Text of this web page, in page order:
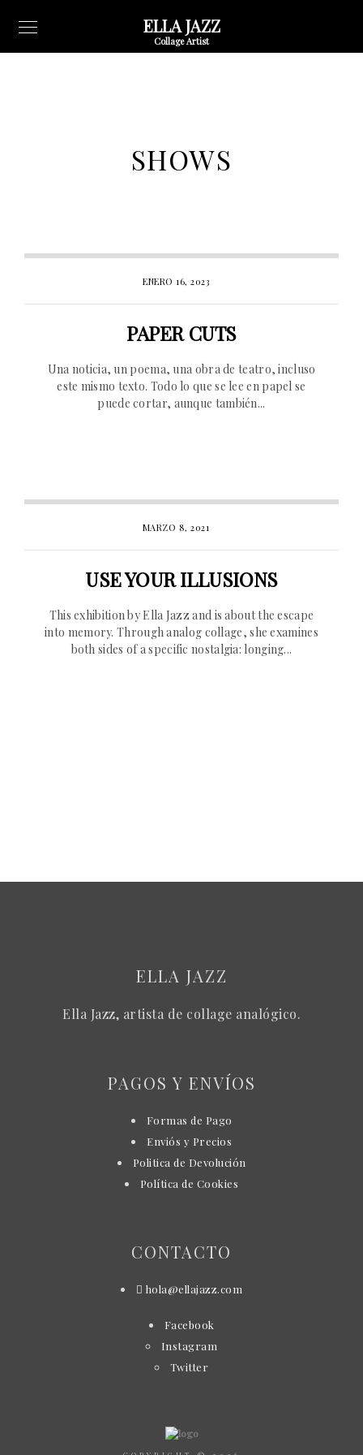
ELLA JAZZ
Collage Artist
SHOWS
ENERO 16, 2023
PAPER CUTS
Una noticia, un poema, una obra de teatro, incluso
este mismo texto. Todo lo que se lee en papel se
puede cortar, aunque también...
MARZO 8, 2021
USE YOUR ILLUSIONS
This exhibition by Ella Jazz and is about the escape
into memory. Through analog collage, she examines
both sides of a specific nostalgia: longing...
ELLA JAZZ
Ella Jazz, artista de collage analógico.
PAGOS Y ENVÍOS
Formas de Pago
Enviós y Precios
Politica de Devolución
Política de Cookies
CONTACTO
hola@ellajazz.com
Facebook
Instagram
Twitter